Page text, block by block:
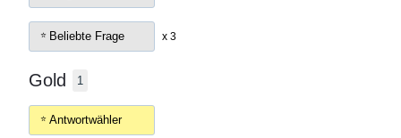
Beliebte Frage x 3
Gold 1
Antwortwähler